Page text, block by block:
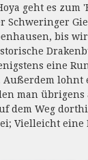
geht es zum
Schweringer
bis
eine
lohnt
man
dem Weg
Vielleicht eine